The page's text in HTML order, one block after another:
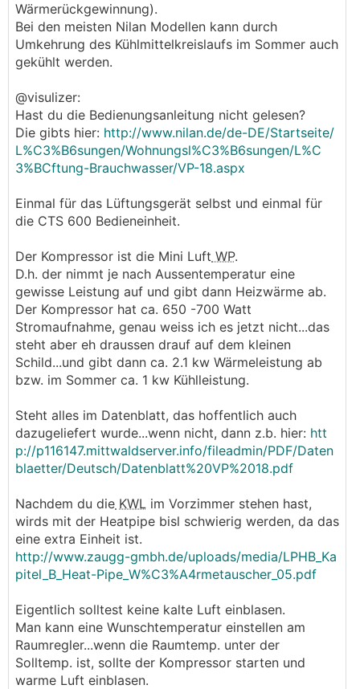
Wärmerückgewinnung).
Bei den meisten Nilan Modellen kann durch
Umkehrung des Kühlmittelkreislaufs im Sommer auch
gekühlt werden.
@visulizer:
Hast du die Bedienungsanleitung nicht gelesen?
Die gibts hier: http://www.nilan.de/de-DE/Startseite/
L%C3%B6sungen/Wohnungsl%C3%B6sungen/L%C
3%BCftung-Brauchwasser/VP-18.aspx
Einmal für das Lüftungsgerät selbst und einmal für
die CTS 600 Bedieneinheit.
Der Kompressor ist die Mini Luft WP.
D.h. der nimmt je nach Aussentemperatur eine
gewisse Leistung auf und gibt dann Heizwärme ab.
Der Kompressor hat ca. 650 -700 Watt
Stromaufnahme, genau weiss ich es jetzt nicht...das
steht aber eh draussen drauf auf dem kleinen
Schild...und gibt dann ca. 2.1 kw Wärmeleistung ab
bzw. im Sommer ca. 1 kw Kühlleistung.
Steht alles im Datenblatt, das hoffentlich auch
dazugeliefert wurde...wenn nicht, dann z.b. hier: htt
p://p116147.mittwaldserver.info/fileadmin/PDF/Daten
blaetter/Deutsch/Datenblatt%20VP%2018.pdf
Nachdem du die KWL im Vorzimmer stehen hast,
wirds mit der Heatpipe bisl schwierig werden, da das
eine extra Einheit ist.
http://www.zaugg-gmbh.de/uploads/media/LPHB_Ka
pitel_B_Heat-Pipe_W%C3%A4rmetauscher_05.pdf
Eigentlich solltest keine kalte Luft einblasen.
Man kann eine Wunschtemperatur einstellen am
Raumregler...wenn die Raumtemp. unter der
Solltemp. ist, sollte der Kompressor starten und
warme Luft einblasen.